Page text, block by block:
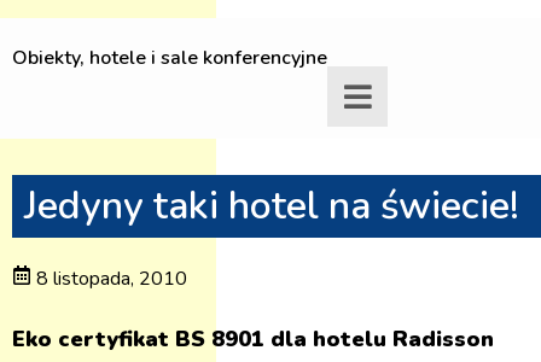
Obiekty, hotele i sale konferencyjne
Jedyny taki hotel na świecie!
8 listopada, 2010
Eko certyfikat BS 8901 dla hotelu Radisson